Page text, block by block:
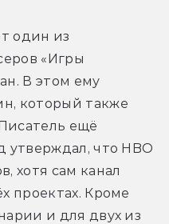
один из
«Игры
В этом ему
который также
ещё
утверждал, что HBO
хотя сам канал
проектах. Кроме
и для двух из